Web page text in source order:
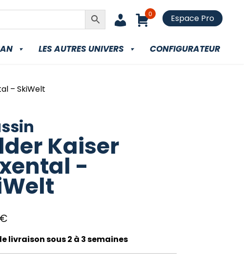
0 Espace Pro
LES AUTRES UNIVERS CONFIGURATEUR
– SkiWelt
Kaiser
-
€
livraison sous 2 à 3 semaines